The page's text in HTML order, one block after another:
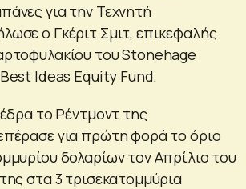
για την Τεχνητή
ο Γκέριτ Σμιτ, επικεφαλής
του Stonehage
Ideas Equity Fund.
το Ρέντμοντ της
για πρώτη φορά το όριο
δολαρίων τον Απρίλιο του
στα 3 τρισεκατομμύρια